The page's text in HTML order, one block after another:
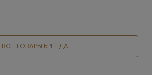
ВСЕ ТОВАРЫ БРЕНДА